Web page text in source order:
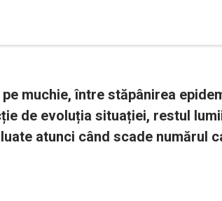
muchie, între stăpânirea
de evoluția situației, restul
atunci când scade numărul